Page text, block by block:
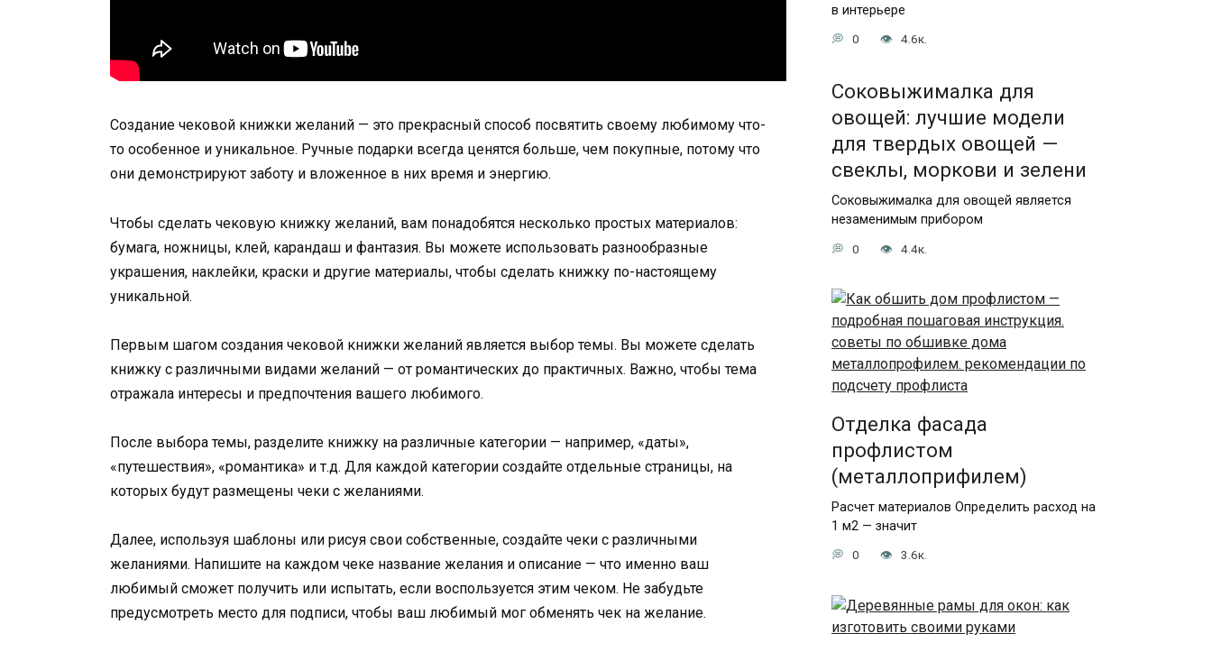
Создание чековой книжки желаний — это прекрасный способ посвятить своему любимому что-
то особенное и уникальное. Ручные подарки всегда ценятся больше, чем покупные, потому что
они демонстрируют заботу и вложенное в них время и энергию.
Чтобы сделать чековую книжку желаний, вам понадобятся несколько простых материалов:
бумага, ножницы, клей, карандаш и фантазия. Вы можете использовать разнообразные
украшения, наклейки, краски и другие материалы, чтобы сделать книжку по-настоящему
уникальной.
Первым шагом создания чековой книжки желаний является выбор темы. Вы можете сделать
книжку с различными видами желаний — от романтических до практичных. Важно, чтобы тема
отражала интересы и предпочтения вашего любимого.
После выбора темы, разделите книжку на различные категории — например, «даты»,
«путешествия», «романтика» и т.д. Для каждой категории создайте отдельные страницы, на
которых будут размещены чеки с желаниями.
Далее, используя шаблоны или рисуя свои собственные, создайте чеки с различными
желаниями. Напишите на каждом чеке название желания и описание — что именно ваш
любимый сможет получить или испытать, если воспользуется этим чеком. Не забудьте
предусмотреть место для подписи, чтобы ваш любимый мог обменять чек на желание.
в интерьере
0 4.6к.
Соковыжималка для
овощей: лучшие модели
для твердых овощей —
свеклы, моркови и зелени
Соковыжималка для овощей является
незаменимым прибором
0 4.4к.
Отделка фасада
профлистом
(металлоприфилем)
Расчет материалов Определить расход на
1 м2 — значит
0 3.6к.